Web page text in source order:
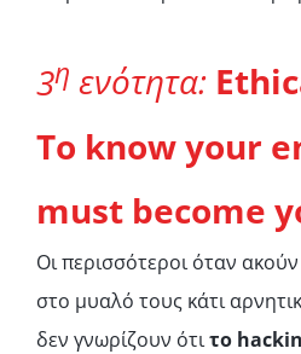
3η ενότητα:
To know your
must become
Οι περισσότεροι όταν
στο μυαλό τους κάτι
δεν γνωρίζουν ότιτο